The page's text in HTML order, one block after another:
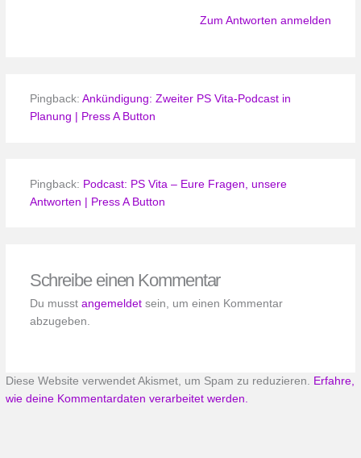
Zum Antworten anmelden
Pingback: Ankündigung: Zweiter PS Vita-Podcast in
Planung | Press A Button
Pingback: Podcast: PS Vita – Eure Fragen, unsere
Antworten | Press A Button
Schreibe einen Kommentar
Du musst angemeldetsein, um einen Kommentar
abzugeben.
Diese Website verwendet Akismet, um Spam zu reduzieren. Erfahre,
wie deine Kommentardaten verarbeitet werden.